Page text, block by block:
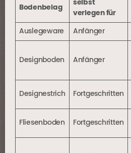
Bodenbelag
selbst
verlegen für
Auslegeware Anfänger
Designboden Anfänger
Designestrich Fortgeschritten
Fliesenboden Fortgeschritten